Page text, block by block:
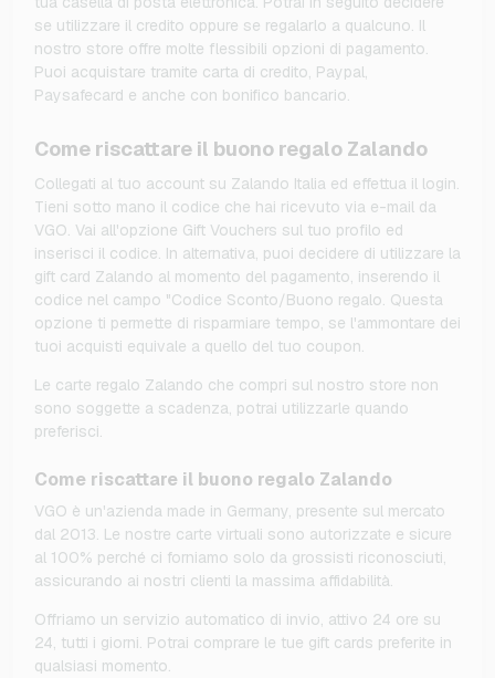
se utilizzare il credito oppure se regalarlo a qualcuno. Il
nostro store offre molte flessibili opzioni di pagamento.
Puoi acquistare tramite carta di credito, Paypal,
Paysafecard e anche con bonifico bancario.
Come riscattare il buono regalo Zalando
Collegati al tuo account su Zalando Italia ed effettua il login.
Tieni sotto mano il codice che hai ricevuto via e-mail da
VGO. Vai all'opzione Gift Vouchers sul tuo profilo ed
inserisci il codice. In alternativa, puoi decidere di utilizzare la
gift card Zalando al momento del pagamento, inserendo il
codice nel campo "Codice Sconto/Buono regalo. Questa
opzione ti permette di risparmiare tempo, se l'ammontare dei
tuoi acquisti equivale a quello del tuo coupon.
Le carte regalo Zalando che compri sul nostro store non
sono soggette a scadenza, potrai utilizzarle quando
preferisci.
Come riscattare il buono regalo Zalando
VGO è un'azienda made in Germany, presente sul mercato
dal 2013. Le nostre carte virtuali sono autorizzate e sicure
al 100% perché ci forniamo solo da grossisti riconosciuti,
assicurando ai nostri clienti la massima affidabilità.
Offriamo un servizio automatico di invio, attivo 24 ore su
24, tutti i giorni. Potrai comprare le tue gift cards preferite in
qualsiasi momento.